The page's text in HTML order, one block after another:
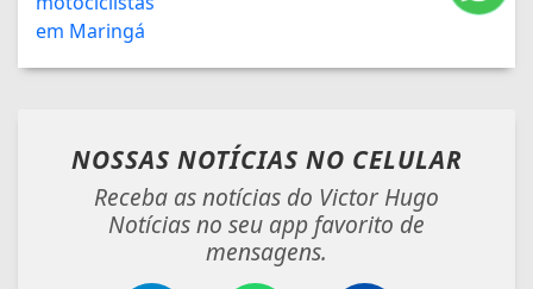
NOSSAS NOTÍCIAS NO CELULAR
Receba as notícias do Victor Hugo
Notícias no seu app favorito de
mensagens.